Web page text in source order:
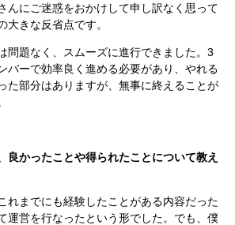
んにご迷惑をおかけして申し訳なく思って
大きな反省点です。
問題なく、スムーズに進行できました。3
バーで効率良く進める必要があり、やれる
た部分はありますが、無事に終えることが
かったことや得られたことについて教え
れまでにも経験したことがある内容だった
運営を行なったという形でした。でも、僕